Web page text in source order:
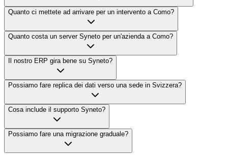
Quanto ci mettete ad arrivare per un intervento a Como?
Quanto costa un server Syneto per un'azienda a Como?
Il nostro ERP gira bene su Syneto?
Possiamo fare replica dei dati verso una sede in Svizzera?
Cosa include il supporto Syneto?
Possiamo fare una migrazione graduale?